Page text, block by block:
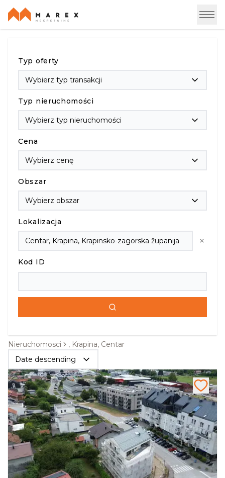
Typ oferty
Wybierz typ transakcji
Typ nieruchomości
Wybierz typ nieruchomości
Cena
Wybierz cenę
Obszar
Wybierz obszar
Lokalizacja
Kod ID
Nieruchomosci
, Krapina, Centar
Date descending